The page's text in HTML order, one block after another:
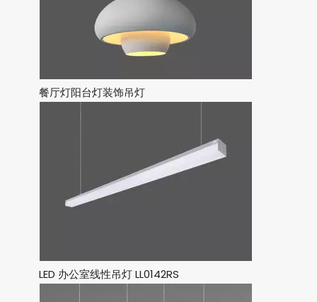
餐厅灯阳台灯装饰吊灯
LED 办公室线性吊灯 LL0142RS